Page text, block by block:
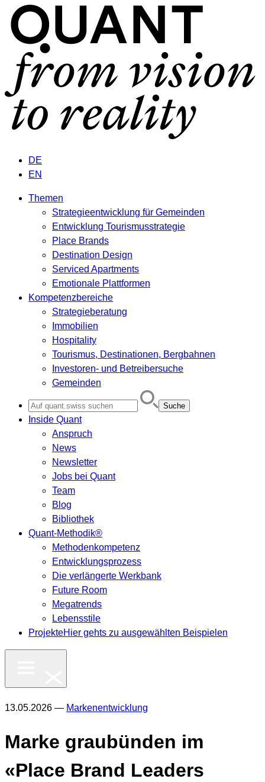
DE
EN
Themen
Strategieentwicklung für Gemeinden
Entwicklung Tourismusstrategie
Place Brands
Destination Design
Serviced Apartments
Emotionale Plattformen
Kompetenzbereiche
Strategieberatung
Immobilien
Hospitality
Tourismus, Destinationen, Bergbahnen
Investoren- und Betreibersuche
Gemeinden
for:
Inside Quant
Anspruch
News
Newsletter
Jobs bei Quant
Team
Blog
Bibliothek
Quant-Methodik®
Methodenkompetenz
Entwicklungsprozess
Die verlängerte Werkbank
Future Room
Megatrends
Lebensstile
ProjekteHier gehts zu ausgewählten Beispielen
13.05.2026 — Markenentwicklung
Marke graubünden im
«Place Brand Leaders